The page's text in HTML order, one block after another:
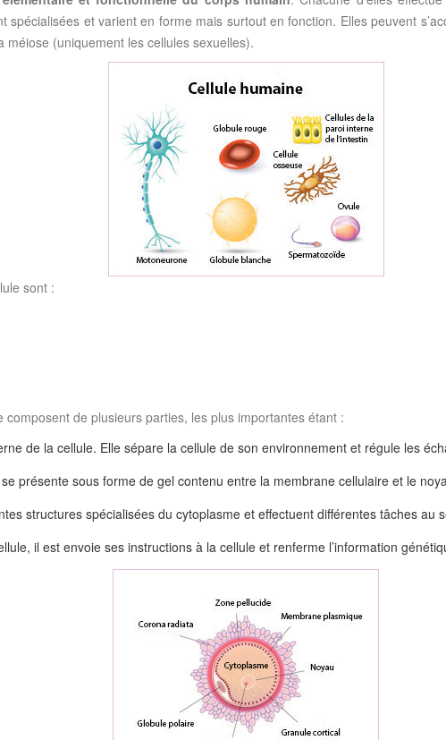
et varient en forme mais surtout en fonction. Elles peuvent
(uniquement les cellules sexuelles).
sont :
de plusieurs parties, les plus importantes étant :
de la cellule. Elle sépare la cellule de son environnement et régule les
présente sous forme de gel contenu entre la membrane cellulaire et le
structures spécialisées du cytoplasme et effectuent différentes tâches au
il est envoie ses instructions à la cellule et renferme l’information